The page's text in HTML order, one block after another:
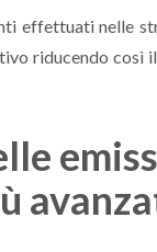
effettuati nelle
riducendo così